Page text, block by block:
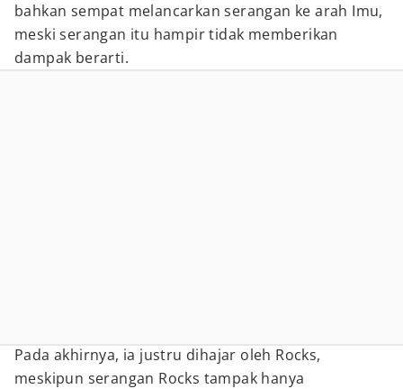
bahkan sempat melancarkan serangan ke arah Imu,
meski serangan itu hampir tidak memberikan
dampak berarti.
Pada akhirnya, ia justru dihajar oleh Rocks,
meskipun serangan Rocks tampak hanya